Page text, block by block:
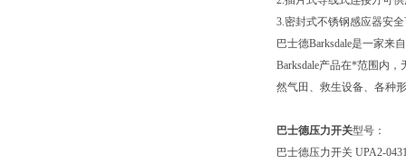
3.密封式不锈钢感应器安
巴士德Barksdale是一家
Barksdale产品在*范围内
然气田、救生设备、各种
巴士德压力开关型号：
巴士德压力开关 UPA2-